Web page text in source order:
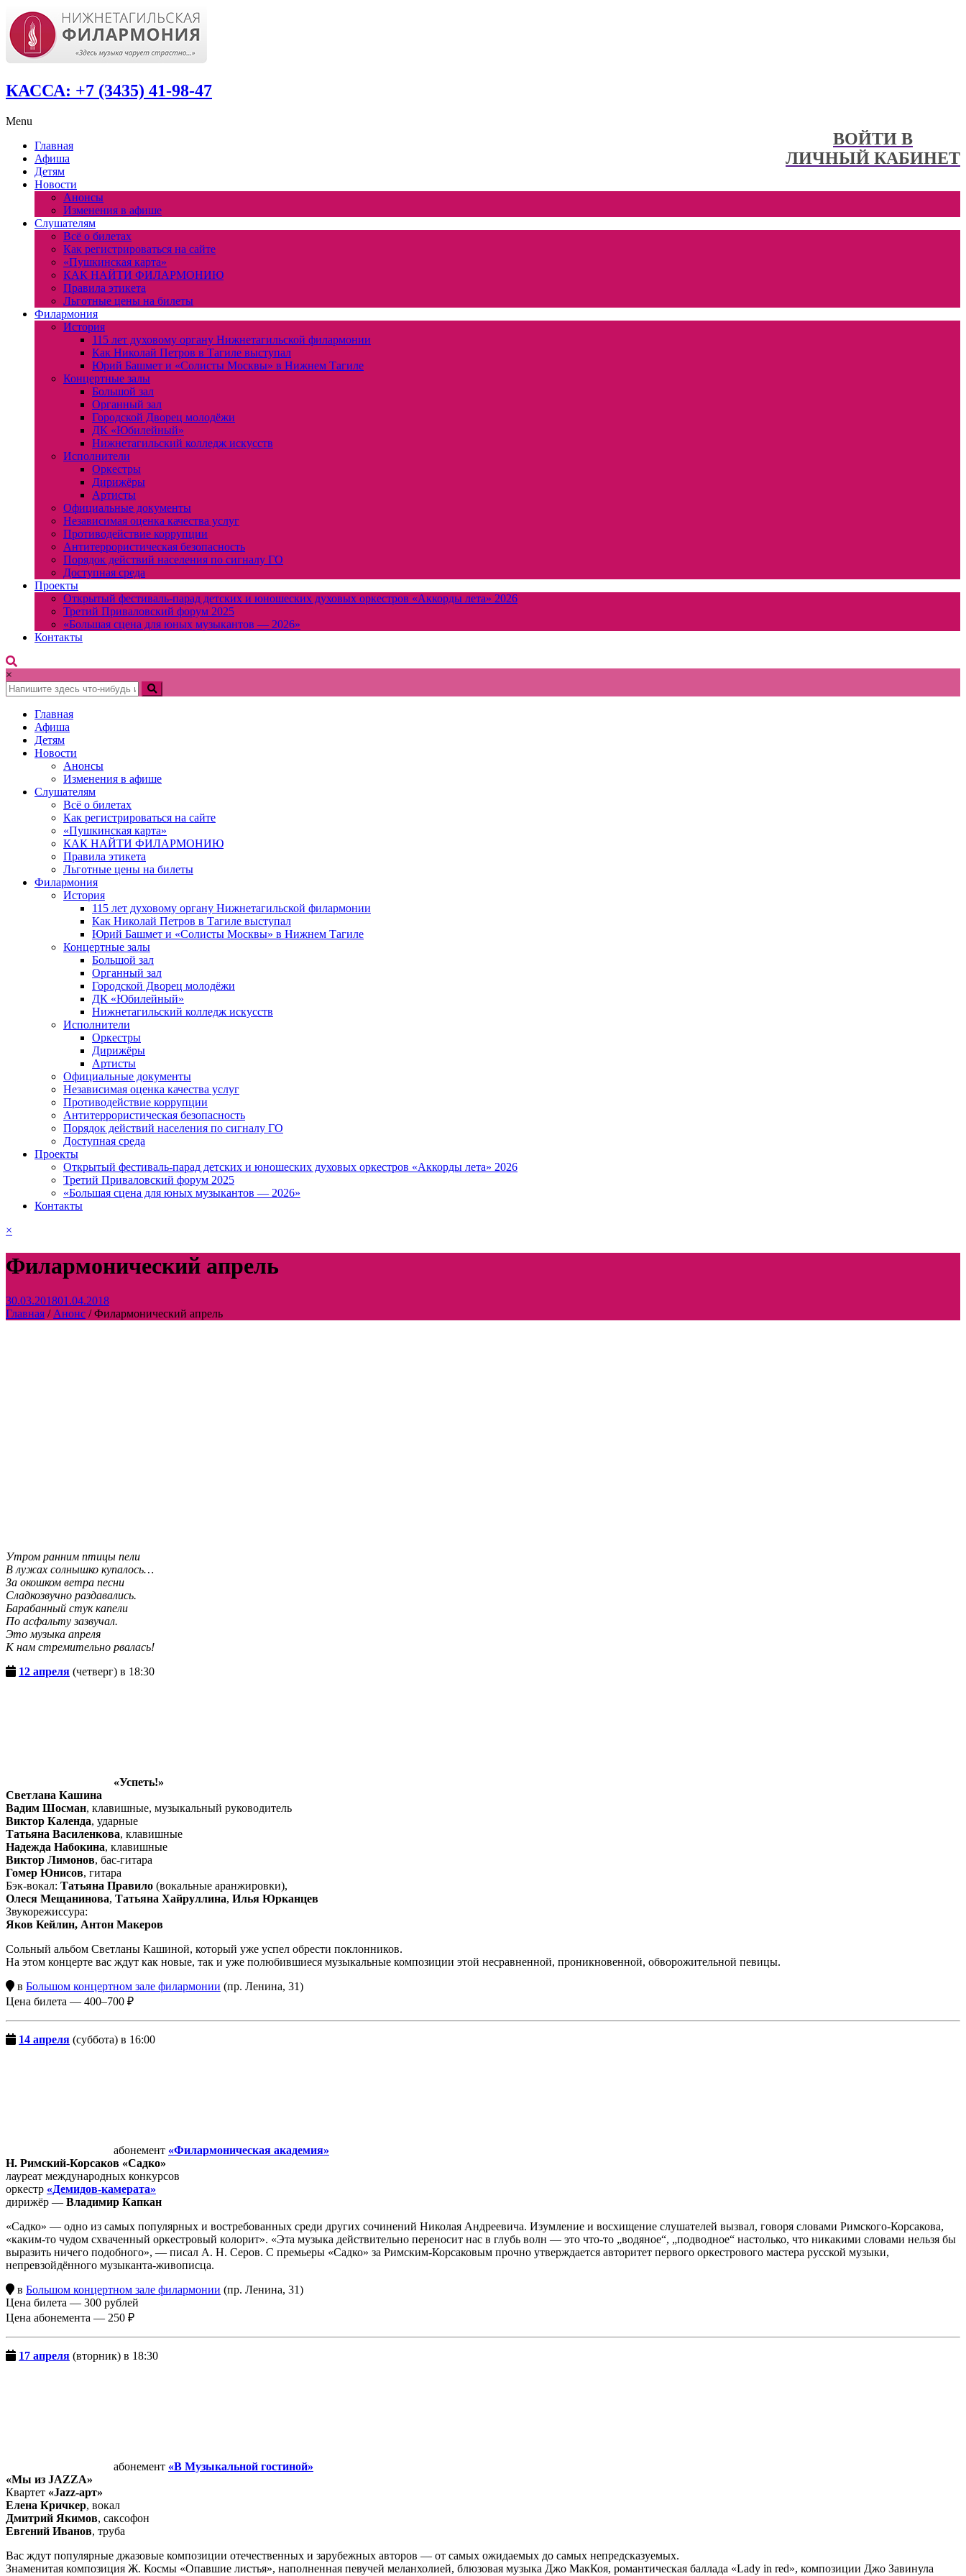
КАССА: +7 (3435) 41-98-47
ВОЙТИ В
ЛИЧНЫЙ КАБИНЕТ
Menu
Главная
Афиша
Детям
Новости
Анонсы
Изменения в афише
Слушателям
Всё о билетах
Как регистрироваться на сайте
«Пушкинская карта»
КАК НАЙТИ ФИЛАРМОНИЮ
Правила этикета
Льготные цены на билеты
Филармония
История
115 лет духовому органу Нижнетагильской филармонии
Как Николай Петров в Тагиле выступал
Юрий Башмет и «Солисты Москвы» в Нижнем Тагиле
Концертные залы
Большой зал
Органный зал
Городской Дворец молодёжи
ДК «Юбилейный»
Нижнетагильский колледж искусств
Исполнители
Оркестры
Дирижёры
Артисты
Официальные документы
Независимая оценка качества услуг
Противодействие коррупции
Антитеррористическая безопасность
Порядок действий населения по сигналу ГО
Доступная среда
Проекты
Открытый фестиваль-парад детских и юношеских духовых оркестров «Аккорды лета» 2026
Третий Приваловский форум 2025
«Большая сцена для юных музыкантов — 2026»
Контакты
×
Главная
Афиша
Детям
Новости
Анонсы
Изменения в афише
Слушателям
Всё о билетах
Как регистрироваться на сайте
«Пушкинская карта»
КАК НАЙТИ ФИЛАРМОНИЮ
Правила этикета
Льготные цены на билеты
Филармония
История
115 лет духовому органу Нижнетагильской филармонии
Как Николай Петров в Тагиле выступал
Юрий Башмет и «Солисты Москвы» в Нижнем Тагиле
Концертные залы
Большой зал
Органный зал
Городской Дворец молодёжи
ДК «Юбилейный»
Нижнетагильский колледж искусств
Исполнители
Оркестры
Дирижёры
Артисты
Официальные документы
Независимая оценка качества услуг
Противодействие коррупции
Антитеррористическая безопасность
Порядок действий населения по сигналу ГО
Доступная среда
Проекты
Открытый фестиваль-парад детских и юношеских духовых оркестров «Аккорды лета» 2026
Третий Приваловский форум 2025
«Большая сцена для юных музыкантов — 2026»
Контакты
×
Филармонический апрель
30.03.201801.04.2018
Главная / Анонс /Филармонический апрель
Утром ранним птицы пели
В лужах солнышко купалось…
За окошком ветра песни
Сладкозвучно раздавались.
Барабанный стук капели
По асфальту зазвучал.
Это музыка апреля
К нам стремительно рвалась!
12 апреля (четверг) в 18:30
«Успеть!»
Светлана Кашина
Вадим Шосман, клавишные, музыкальный руководитель
Виктор Календа, ударные
Татьяна Василенкова, клавишные
Надежда Набокина, клавишные
Виктор Лимонов, бас-гитара
Гомер Юнисов, гитара
Бэк-вокал: Татьяна Правило (вокальные аранжировки),
Олеся Мещанинова, Татьяна Хайруллина, Илья Юрканцев
Звукорежиссура:
Яков Кейлин, Антон Макеров
Сольный альбом Светланы Кашиной, который уже успел обрести поклонников.
На этом концерте вас ждут как новые, так и уже полюбившиеся музыкальные композиции этой несравненной, проникновенной, обворожительной певицы.
в Большом концертном зале филармонии (пр. Ленина, 31)
Цена билета — 400–700 ₽
14 апреля (суббота) в 16:00
абонемент «Филармоническая академия»
Н. Римский-Корсаков «Садко»
лауреат международных конкурсов
оркестр «Демидов-камерата»
дирижёр — Владимир Капкан
«Садко» — одно из самых популярных и востребованных среди других сочинений Николая Андреевича. Изумление и восхищение слушателей вызвал, говоря словами Римского-Корсакова,
«каким-то чудом схваченный оркестровый колорит». «Эта музыка действительно переносит нас в глубь волн — это что-то „водяное“, „подводное“ настолько, что никакими словами нельзя бы
выразить ничего подобного», — писал А. Н. Серов. С премьеры «Садко» за Римским-Корсаковым прочно утверждается авторитет первого оркестрового мастера русской музыки,
непревзойдённого музыканта-живописца.
в Большом концертном зале филармонии (пр. Ленина, 31)
Цена билета — 300 рублей
Цена абонемента — 250 ₽
17 апреля (вторник) в 18:30
абонемент «В Музыкальной гостиной»
«Мы из JAZZA»
Квартет «Jazz-арт»
Елена Кричкер, вокал
Дмитрий Якимов, саксофон
Евгений Иванов, труба
Вас ждут популярные джазовые композиции отечественных и зарубежных авторов — от самых ожидаемых до самых непредсказуемых.
Знаменитая композиция Ж. Космы «Опавшие листья», наполненная певучей меланхолией, блюзовая музыка Джо МакКоя, романтическая баллада «Lady in red», композиции Джо Завинула